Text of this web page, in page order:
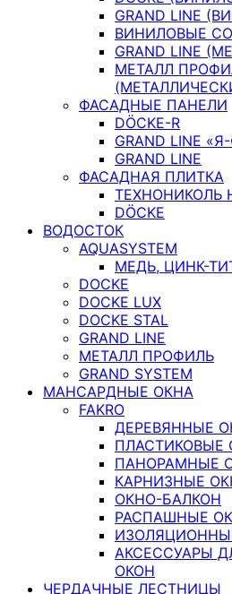
GRAND LINE
ВИНИЛОВЫЕ
GRAND LINE
МЕТАЛЛ
ФАСАДНЫЕ ПАНЕЛИ
DÖCKE-R
GRAND LINE
GRAND LINE
ФАСАДНАЯ ПЛИТКА
ТЕХНОНИКОЛЬ
DÖCKE
ВОДОСТОК
AQUASYSTEM
МЕДЬ, ЦИНК-
DOCKE
DOCKE LUX
DOCKE STAL
GRAND LINE
МЕТАЛЛ ПРОФИЛЬ
GRAND SYSTEM
МАНСАРДНЫЕ ОКНА
FAKRO
ДЕРЕВЯННЫЕ
ПЛАСТИКОВЫЕ
ПАНОРАМНЫЕ
КАРНИЗНЫЕ
ОКНО-БАЛКОН
РАСПАШНЫЕ
АКСЕССУАРЫ
ОКОН
ЧЕРДАЧНЫЕ ЛЕСТНИЦЫ